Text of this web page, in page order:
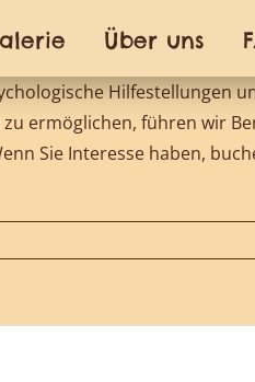
Über uns
Hilfestellungen
ermöglichen, führen wir
Sie Interesse haben,